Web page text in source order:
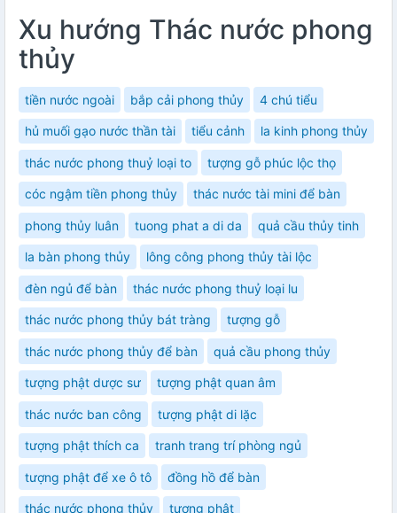
Xu hướng Thác nước phong
thủy
tiền nước ngoài bắp cải phong thủy 4 chú tiểu
hủ muối gạo nước thần tài tiểu cảnh la kinh phong thủy
thác nước phong thuỷ loại to tượng gỗ phúc lộc thọ
cóc ngậm tiền phong thủy thác nước tài mini để bàn
phong thủy luân tuong phat a di da quả cầu thủy tinh
la bàn phong thủy lông công phong thủy tài lộc
đèn ngủ để bàn thác nước phong thuỷ loại lu
thác nước phong thủy bát tràng tượng gỗ
thác nước phong thủy để bàn quả cầu phong thủy
tượng phật dược sư tượng phật quan âm
thác nước ban công tượng phật di lặc
tượng phật thích ca tranh trang trí phòng ngủ
tượng phật để xe ô tô đồng hồ để bàn
thác nước phong thủy tượng phật